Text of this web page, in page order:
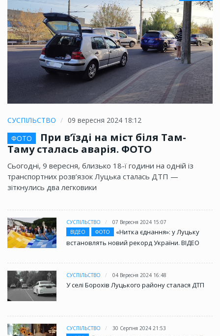
СУСПІЛЬСТВО
09 вересня 2024 18:12
ФОТО
При в’їзді на міст біля Там-
Таму сталась аварія. ФОТО
Сьогодні, 9 вересня, близько 18-ї години на одній із
транспортних розв’язок Луцька сталась ДТП —
зіткнулись два легковики
СУСПІЛЬСТВО
07 Вересня 2024 15:07
ВІДЕО
ФОТО
«Нитка єднання»: у Луцьку
встановлять новий рекорд України. ВІДЕО
СУСПІЛЬСТВО 04 Вересня 2024 16:48
У селі Борохів Луцького району сталася ДТП
СУСПІЛЬСТВО
30 Серпня 2024 21:53